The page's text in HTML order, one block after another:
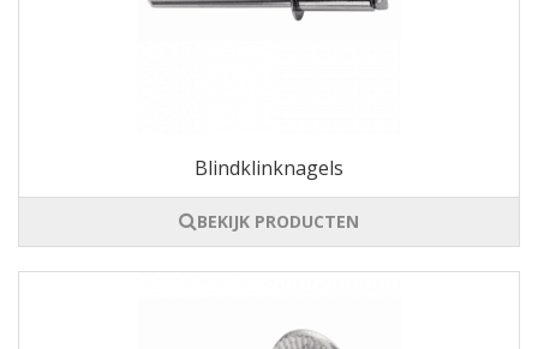
Blindklinknagels
BEKIJK PRODUCTEN